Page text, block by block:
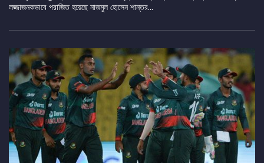
লজ্জাজনকভাবে পরাজিত হয়েছে নাজমুল হোসেন শান্তর...